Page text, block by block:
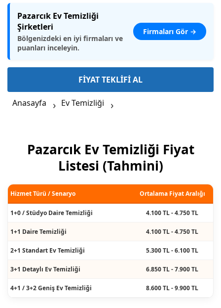
Pazarcık Ev Temizliği
Şirketleri
Bölgenizdeki en iyi firmaları ve
puanları inceleyin.
Firmaları Gör →
FİYAT TEKLİFİ AL
Anasayfa Ev Temizliği
Pazarcık Ev Temizliği Fiyat
Listesi (Tahmini)
Hizmet Türü / Senaryo Ortalama Fiyat Aralığı
1+0 / Stüdyo Daire Temizliği 4.100 TL - 4.750 TL
1+1 Daire Temizliği 4.100 TL - 4.750 TL
2+1 Standart Ev Temizliği 5.300 TL - 6.100 TL
3+1 Detaylı Ev Temizliği 6.850 TL - 7.900 TL
4+1 / 3+2 Geniş Ev Temizliği 8.600 TL - 9.900 TL